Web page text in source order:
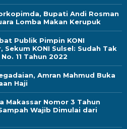
Bupati Andi Rosman
Lomba Makan Kerupuk
Publik Pimpin KONI
Sekum KONI Sulsel: Sudah Tak
11 Tahun 2022
Amran Mahmud Buka
Haji
Makassar Nomor 3 Tahun
Wajib Dimulai dari